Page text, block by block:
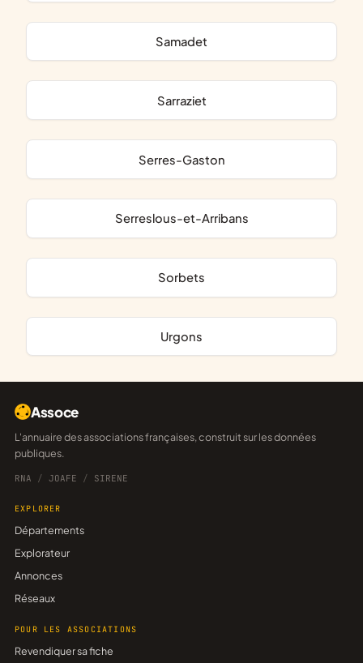
Samadet
Sarraziet
Serres-Gaston
Serreslous-et-Arribans
Sorbets
Urgons
Assoce
L'annuaire des associations françaises, construit sur les données
publiques.
RNA / JOAFE / SIRENE
EXPLORER
Départements
Explorateur
Annonces
Réseaux
POUR LES ASSOCIATIONS
Revendiquer sa fiche